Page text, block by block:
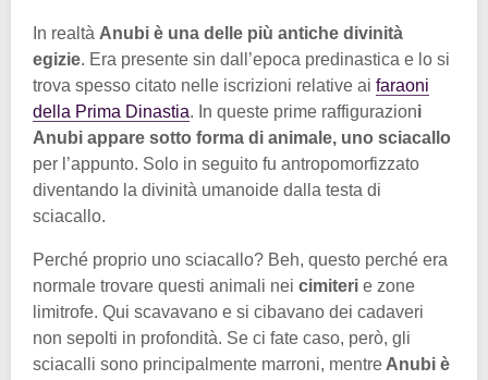
In realtà Anubi è una delle più antiche divinità
egizie. Era presente sin dall’epoca predinastica e lo si
trova spesso citato nelle iscrizioni relative ai faraoni
della Prima Dinastia. In queste prime raffigurazioni
Anubi appare sotto forma di animale, uno sciacallo
per l’appunto. Solo in seguito fu antropomorfizzato
diventando la divinità umanoide dalla testa di
sciacallo.
Perché proprio uno sciacallo? Beh, questo perché era
normale trovare questi animali nei cimiteri e zone
limitrofe. Qui scavavano e si cibavano dei cadaveri
non sepolti in profondità. Se ci fate caso, però, gli
sciacalli sono principalmente marroni, mentre Anubi è